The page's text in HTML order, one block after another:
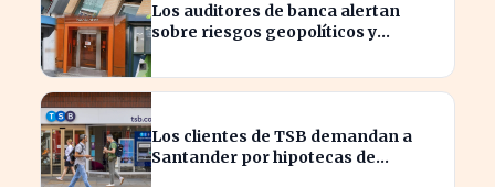
Los auditores de banca alertan
sobre riesgos geopolíticos y
Los clientes de TSB demandan a
Santander por hipotecas de